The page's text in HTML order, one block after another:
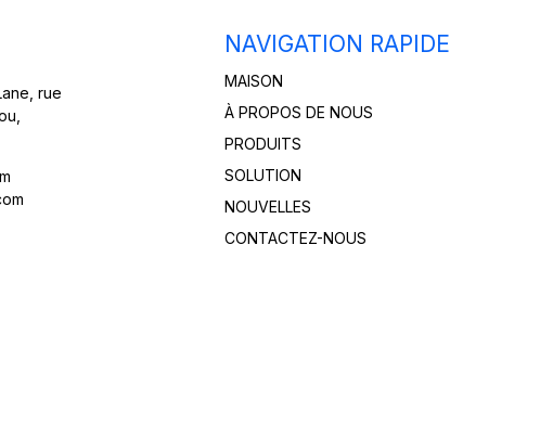
rue
NAVIGATION RAPIDE
MAISON
À PROPOS DE NOUS
PRODUITS
SOLUTION
NOUVELLES
CONTACTEZ-NOUS